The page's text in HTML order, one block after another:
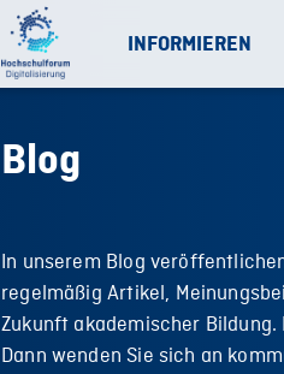
INFORMIEREN
Blog
In unserem Blog
regelmäßig Artikel,
Zukunft akademischer
Dann wenden Sie sich an